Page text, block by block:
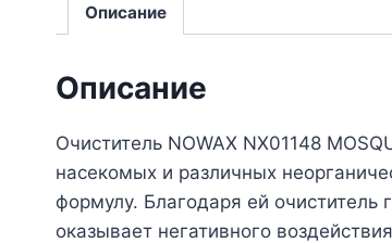
Описание
Описание
Очиститель NOWAX NX01148
насекомых и различных
формулу. Благодаря ей очиститель
оказывает негативного